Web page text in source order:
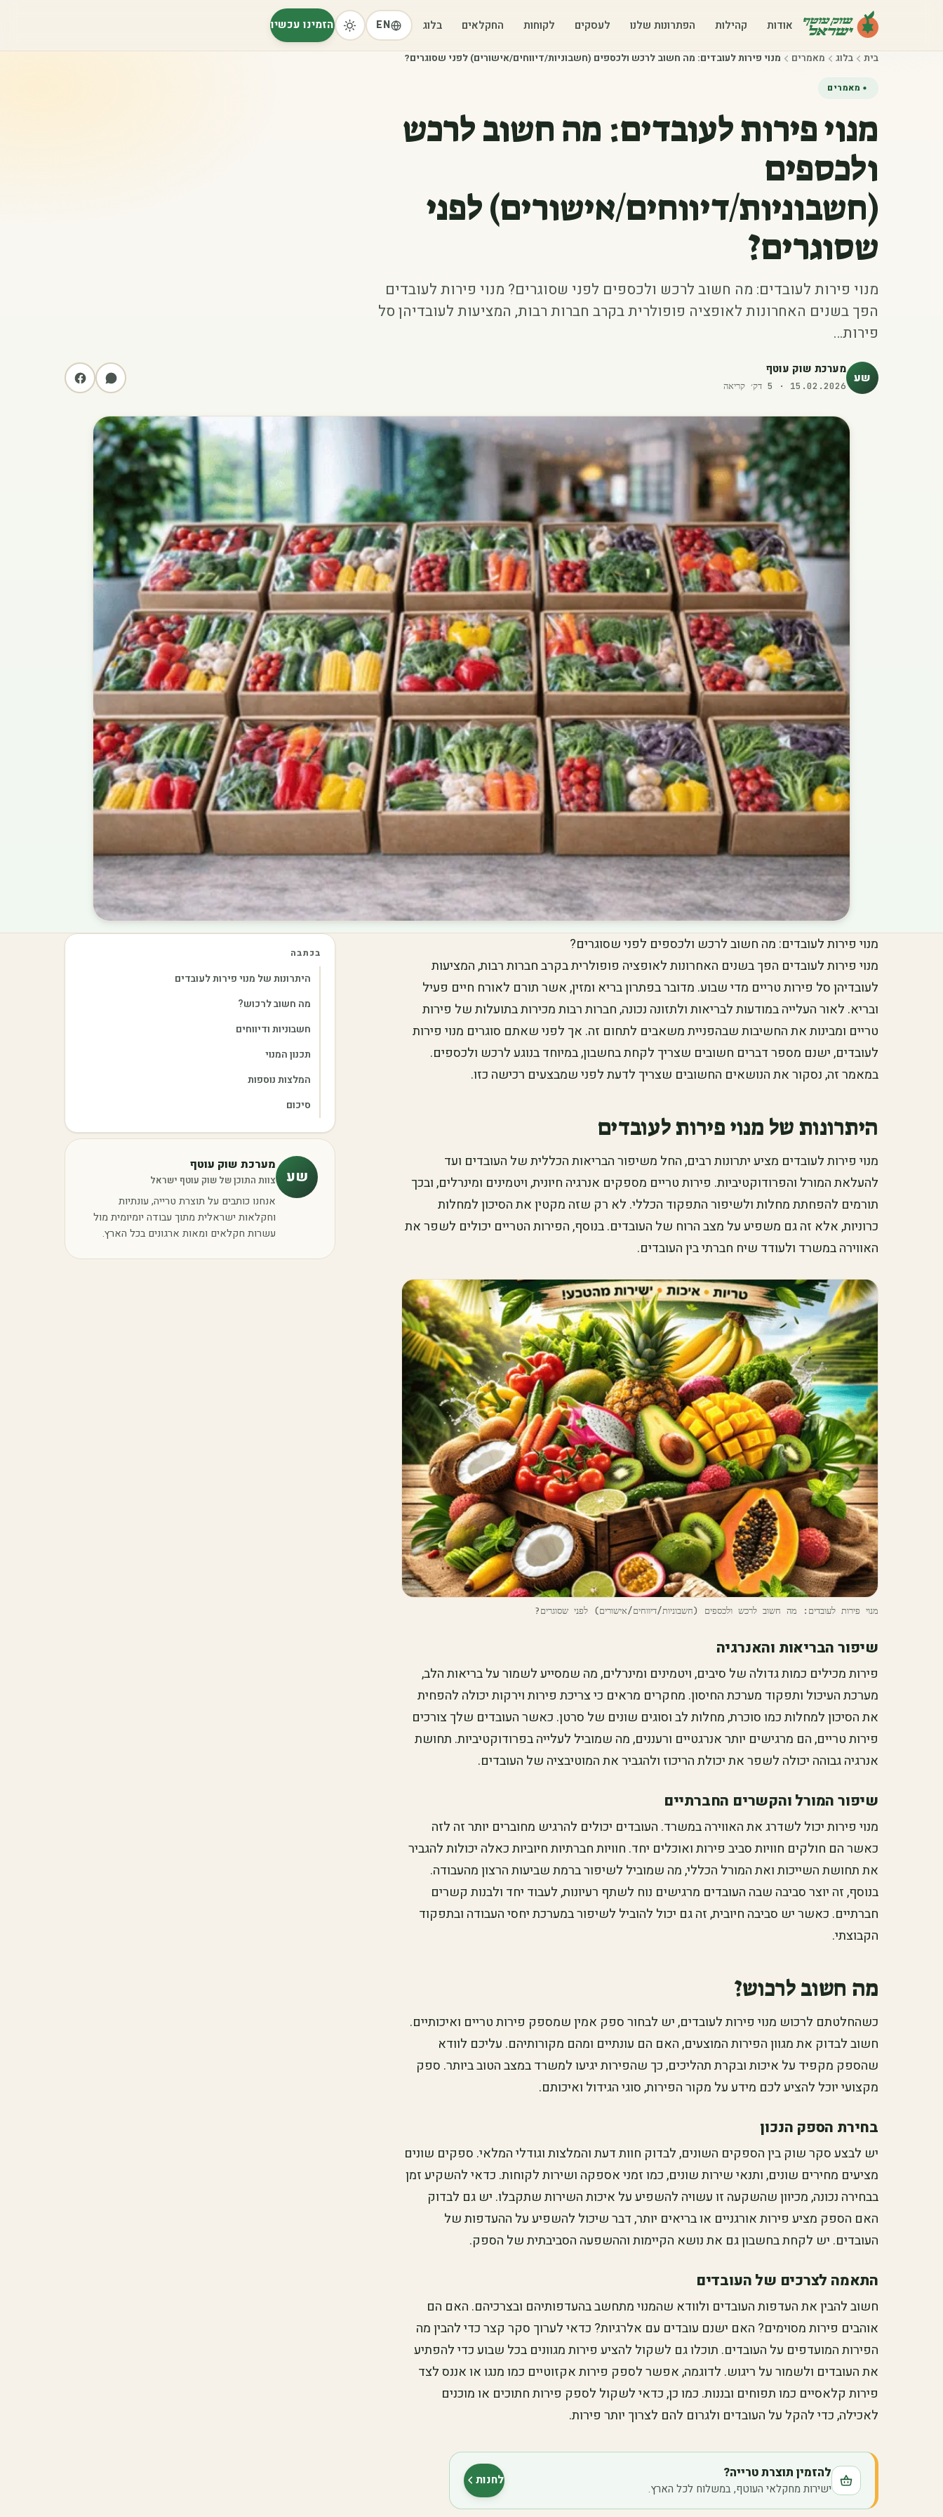
אודות קהילות הפתרונות שלנו לעסקים לקוחות החקלאים בלוג EN הזמינו עכשיו
בית בלוג מאמרים מנוי פירות לעובדים: מה חשוב לרכש ולכספים (חשבוניות/דיווחים/אישורים) לפני שסוגרים?
מאמרים
מנוי פירות לעובדים: מה חשוב לרכש
ולכספים
(חשבוניות/דיווחים/אישורים) לפני
שסוגרים?
מנוי פירות לעובדים: מה חשוב לרכש ולכספים לפני שסוגרים? מנוי פירות לעובדים
הפך בשנים האחרונות לאופציה פופולרית בקרב חברות רבות, המציעות לעובדיהן סל
פירות…
שע מערכת שוק עוטף
15.02.2026
·
5 דק׳ קריאה
מנוי פירות לעובדים: מה חשוב לרכש ולכספים לפני שסוגרים?
מנוי פירות לעובדים הפך בשנים האחרונות לאופציה פופולרית בקרב חברות רבות, המציעות
לעובדיהן סל פירות טריים מדי שבוע. מדובר בפתרון בריא ומזין, אשר תורם לאורח חיים פעיל
ובריא. לאור העלייה במודעות לבריאות ולתזונה נכונה, חברות רבות מכירות בתועלות של פירות
טריים ומבינות את החשיבות שבהפניית משאבים לתחום זה. אך לפני שאתם סוגרים מנוי פירות
לעובדים, ישנם מספר דברים חשובים שצריך לקחת בחשבון, במיוחד בנוגע לרכש ולכספים.
במאמר זה, נסקור את הנושאים החשובים שצריך לדעת לפני שמבצעים רכישה כזו.
היתרונות של מנוי פירות לעובדים
מנוי פירות לעובדים מציע יתרונות רבים, החל משיפור הבריאות הכללית של העובדים ועד
להעלאת המורל והפרודוקטיביות. פירות טריים מספקים אנרגיה חיונית, ויטמינים ומינרלים, ובכך
תורמים להפחתת מחלות ולשיפור התפקוד הכללי. לא רק שזה מקטין את הסיכון למחלות
כרוניות, אלא זה גם משפיע על מצב הרוח של העובדים. בנוסף, הפירות הטריים יכולים לשפר את
האווירה במשרד ולעודד שיח חברתי בין העובדים.
מנוי פירות לעובדים: מה חשוב לרכש ולכספים (חשבוניות/דיווחים/אישורים) לפני שסוגרים?
שיפור הבריאות והאנרגיה
פירות מכילים כמות גדולה של סיבים, ויטמינים ומינרלים, מה שמסייע לשמור על בריאות הלב,
מערכת העיכול ותפקוד מערכת החיסון. מחקרים מראים כי צריכת פירות וירקות יכולה להפחית
את הסיכון למחלות כמו סוכרת, מחלות לב וסוגים שונים של סרטן. כאשר העובדים שלך צורכים
פירות טריים, הם מרגישים יותר אנרגטיים ורעננים, מה שמוביל לעלייה בפרודוקטיביות. תחושת
אנרגיה גבוהה יכולה לשפר את יכולת הריכוז ולהגביר את המוטיבציה של העובדים.
שיפור המורל והקשרים החברתיים
מנוי פירות יכול לשדרג את האווירה במשרד. העובדים יכולים להרגיש מחוברים יותר זה לזה
כאשר הם חולקים חוויות סביב פירות ואוכלים יחד. חוויות חברתיות חיוביות כאלה יכולות להגביר
את תחושת השייכות ואת המורל הכללי, מה שמוביל לשיפור ברמת שביעות הרצון מהעבודה.
בנוסף, זה יוצר סביבה שבה העובדים מרגישים נוח לשתף רעיונות, לעבוד יחד ולבנות קשרים
חברתיים. כאשר יש סביבה חיובית, זה גם יכול להוביל לשיפור במערכת יחסי העבודה ובתפקוד
הקבוצתי.
מה חשוב לרכוש?
כשהחלטתם לרכוש מנוי פירות לעובדים, יש לבחור ספק אמין שמספק פירות טריים ואיכותיים.
חשוב לבדוק את מגוון הפירות המוצעים, האם הם עונתיים ומהם מקורותיהם. עליכם לוודא
שהספק מקפיד על איכות ובקרת תהליכים, כך שהפירות יגיעו למשרד במצב הטוב ביותר. ספק
מקצועי יוכל להציע לכם מידע על מקור הפירות, סוגי הגידול ואיכותם.
בחירת הספק הנכון
יש לבצע סקר שוק בין הספקים השונים, לבדוק חוות דעת והמלצות וגודלי המלאי. ספקים שונים
מציעים מחירים שונים, ותנאי שירות שונים, כמו זמני אספקה ושירות לקוחות. כדאי להשקיע זמן
בבחירה נכונה, מכיוון שהשקעה זו עשויה להשפיע על איכות השירות שתקבלו. יש גם לבדוק
האם הספק מציע פירות אורגניים או בריאים יותר, דבר שיכול להשפיע על ההעדפות של
העובדים. יש לקחת בחשבון גם את נושא הקיימות וההשפעה הסביבתית של הספק.
התאמה לצרכים של העובדים
חשוב להבין את העדפות העובדים ולוודא שהמנוי מתחשב בהעדפותיהם ובצרכיהם. האם הם
אוהבים פירות מסוימים? האם ישנם עובדים עם אלרגיות? כדאי לערוך סקר קצר כדי להבין מה
הפירות המועדפים על העובדים. תוכלו גם לשקול להציע פירות מגוונים בכל שבוע כדי להפתיע
את העובדים ולשמור על ריגוש. לדוגמה, אפשר לספק פירות אקזוטיים כמו מנגו או אננס לצד
פירות קלאסיים כמו תפוחים ובננות. כמו כן, כדאי לשקול לספק פירות חתוכים או מוכנים
לאכילה, כדי להקל על העובדים ולגרום להם לצרוך יותר פירות.
להזמין תוצרת טרייה?
ישירות מחקלאי העוטף, במשלוח לכל הארץ.
לחנות(נפתח בלשונית חדשה)
בכתבה
היתרונות של מנוי פירות לעובדים
מה חשוב לרכוש?
חשבוניות ודיווחים
תכנון המנוי
המלצות נוספות
סיכום
שע
מערכת שוק עוטף
צוות התוכן של שוק עוטף ישראל
אנחנו כותבים על תוצרת טרייה, עונתיות
וחקלאות ישראלית מתוך עבודה יומיומית מול
עשרות חקלאים ומאות ארגונים בכל הארץ.